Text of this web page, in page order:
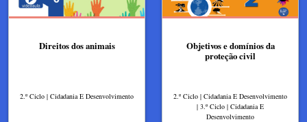
Direitos dos animais
2.º Ciclo | Cidadania E Desenvolvimento
Objetivos e domínios da
proteção civil
2.º Ciclo | Cidadania E Desenvolvimento
| 3.º Ciclo | Cidadania E
Desenvolvimento